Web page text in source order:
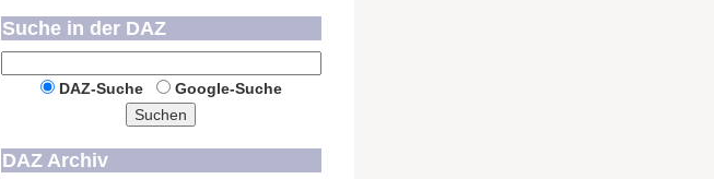
Suche in der DAZ
DAZ-Suche
Google-Suche
Suchen
DAZ Archiv